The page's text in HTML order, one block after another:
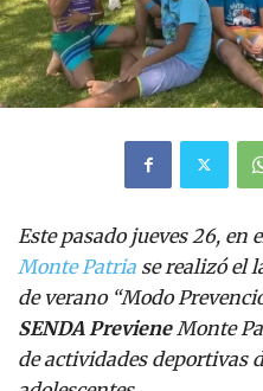
Este pasado jueves 26,
Monte Patria se realizó el
de verano “Modo
SENDA PrevieneMonte
de actividades deportivas